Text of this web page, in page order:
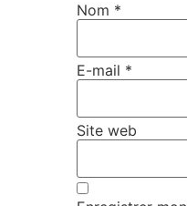
Nom *
E-mail *
Site web